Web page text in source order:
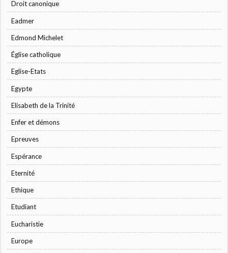
Droit canonique
Eadmer
Edmond Michelet
Église catholique
Eglise-Etats
Egypte
Elisabeth de la Trinité
Enfer et démons
Epreuves
Espérance
Eternité
Ethique
Etudiant
Eucharistie
Europe